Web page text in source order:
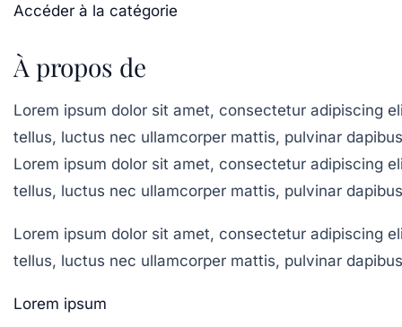
Accéder à la catégorie
À propos de
Lorem ipsum dolor sit amet, consectetur adipiscing
tellus, luctus nec ullamcorper mattis, pulvinar
Lorem ipsum dolor sit amet, consectetur adipiscing
tellus, luctus nec ullamcorper mattis, pulvinar
Lorem ipsum dolor sit amet, consectetur adipiscing
tellus, luctus nec ullamcorper mattis, pulvinar
Lorem ipsum